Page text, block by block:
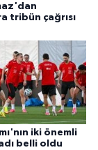
tribün çağrısı
iki önemli
belli oldu